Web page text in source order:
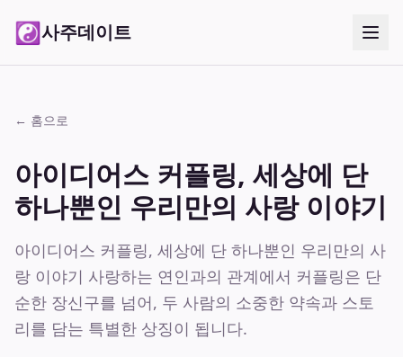
☯사주데이트
← 홈으로
아이디어스 커플링, 세상에 단
하나뿐인 우리만의 사랑 이야기
아이디어스 커플링, 세상에 단 하나뿐인 우리만의 사
랑 이야기 사랑하는 연인과의 관계에서 커플링은 단
순한 장신구를 넘어, 두 사람의 소중한 약속과 스토
리를 담는 특별한 상징이 됩니다.